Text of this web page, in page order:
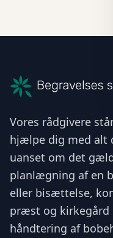
Vores rådgivere
hjælpe dig med alt
uanset om det
planlægning af en
eller bisættelse,
præst og kirkegård
håndtering af